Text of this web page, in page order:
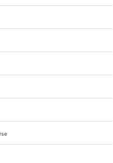
estero,
Napoli
reso note le date
della misura
in Italia